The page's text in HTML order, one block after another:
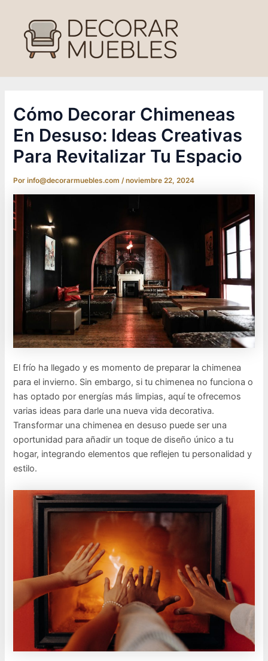
contenido
Cómo Decorar Chimeneas
En Desuso: Ideas Creativas
Para Revitalizar Tu Espacio
Porinfo@decorarmuebles.com/noviembre 22, 2024
El frío ha llegado y es momento de preparar la chimenea
para el invierno. Sin embargo, si tu chimenea no funciona o
has optado por energías más limpias, aquí te ofrecemos
varias ideas para darle una nueva vida decorativa.
Transformar una chimenea en desuso puede ser una
oportunidad para añadir un toque de diseño único a tu
hogar, integrando elementos que reflejen tu personalidad y
estilo.